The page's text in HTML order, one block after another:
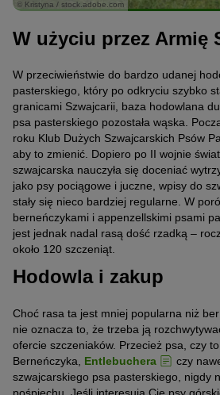
© Kristyna / stock.adobe.com
W użyciu przez Armię
W przeciwieństwie do bardzo udanej
pasterskiego, który po odkryciu szybko
granicami Szwajcarii, baza hodowlana
psa pasterskiego pozostała wąska.
roku Klub Dużych Szwajcarskich Psów
aby to zmienić. Dopiero po II wojnie
szwajcarska nauczyła się doceniać
jako psy pociągowe i juczne, wpisy do
stały się nieco bardziej regularne. W
berneńczykami i appenzellskimi psami
jest jednak nadal rasą dość rzadką –
około 120 szczeniąt.
Hodowla i zakup
Choć rasa ta jest mniej popularna niż
nie oznacza to, że trzeba ją
ofercie szczeniaków. Przecież psa, czy to
Berneńczyka, Entlebuchera
czy
szwajcarskiego psa pasterskiego, nigdy
pośpiechu. Jeśli interesują Cię psy